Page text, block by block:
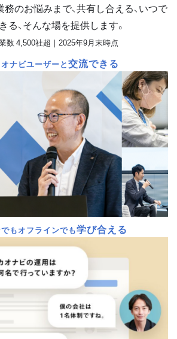
のお悩みまで、共有し合える、いつで
る、そんな場を提供します。
数 4,500社超｜2025年9月末時点
ナビユーザーと交流できる
もオフラインでも学び合える